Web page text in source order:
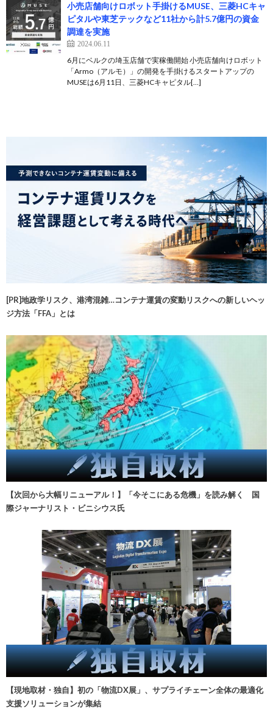
小売店舗向けロボット手掛けるMUSE、三菱HCキャ
ピタルや東芝テックなど11社から計5.7億円の資金
調達を実施
2024.06.11
6月にベルクの埼玉店舗で実稼働開始 小売店舗向けロボット
「Armo（アルモ）」の開発を手掛けるスタートアップの
MUSEは6月11日、三菱HCキャピタル[…]
[PR]地政学リスク、港湾混雑…コンテナ運賃の変動リスクへの新しいヘッ
ジ方法「FFA」とは
【次回から大幅リニューアル！】「今そこにある危機」を読み解く 国
際ジャーナリスト・ビニシウス氏
【現地取材・独自】初の「物流DX展」、サプライチェーン全体の最適化
支援ソリューションが集結